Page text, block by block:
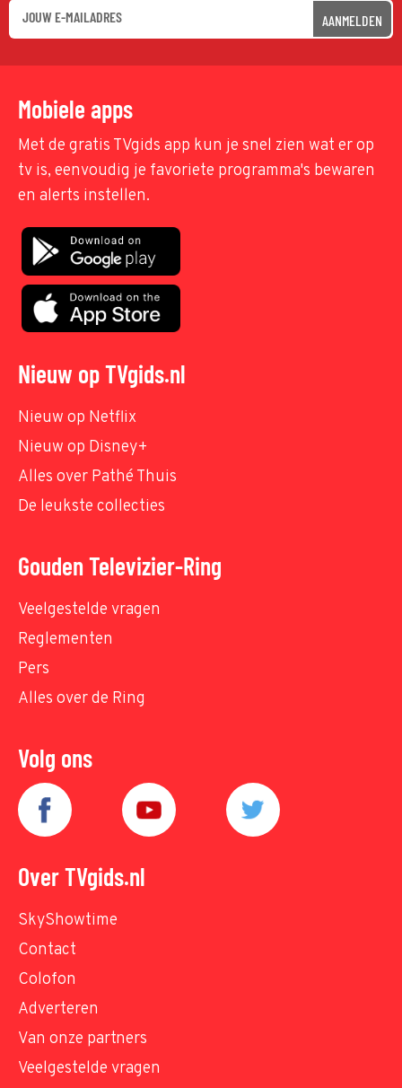
AANMELDEN
Mobiele apps
Met de gratis TVgids app kun je snel zien wat er op
tv is, eenvoudig je favoriete programma's bewaren
en alerts instellen.
Nieuw op TVgids.nl
Nieuw op Netflix
Nieuw op Disney+
Alles over Pathé Thuis
De leukste collecties
Gouden Televizier-Ring
Veelgestelde vragen
Reglementen
Pers
Alles over de Ring
Volg ons
Over TVgids.nl
SkyShowtime
Contact
Colofon
Adverteren
Van onze partners
Veelgestelde vragen